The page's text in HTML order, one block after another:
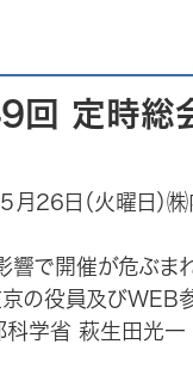
回 定時総
月26日（火曜日
響で開催が危ぶま
の役員及びWEB
科学省 萩生田光